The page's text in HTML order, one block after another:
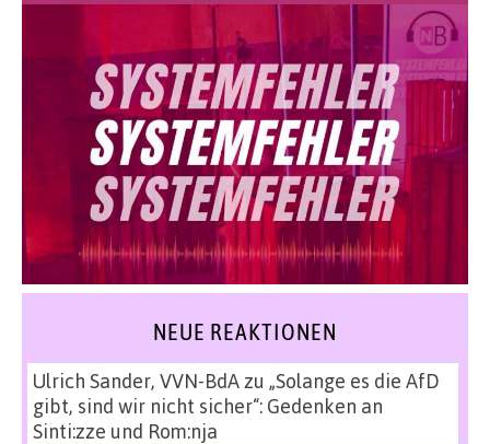
NEUE REAKTIONEN
Ulrich Sander, VVN-BdAzu „Solange es die AfD
gibt, sind wir nicht sicher“: Gedenken an
Sinti:zze und Rom:nja